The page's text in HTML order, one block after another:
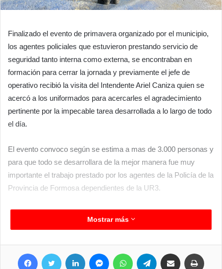
Finalizado el evento de primavera organizado por el municipio,
los agentes policiales que estuvieron prestando servicio de
seguridad tanto interna como externa, se encontraban en
formación para cerrar la jornada y previamente el jefe de
operativo recibió la visita del Intendente Ariel Caniza quien se
acercó a los uniformados para acercarles el agradecimiento
pertinente por la impecable tarea desarrollada a lo largo de todo
el día.
El evento convoco según se estima a mas de 3.000 personas y
para que todo se desarrollara de la mejor manera fue muy
importante el trabajo prestado por los agentes de la Policía de la
Provincia de Formosa dependientes de la UR3.
Mostrar más